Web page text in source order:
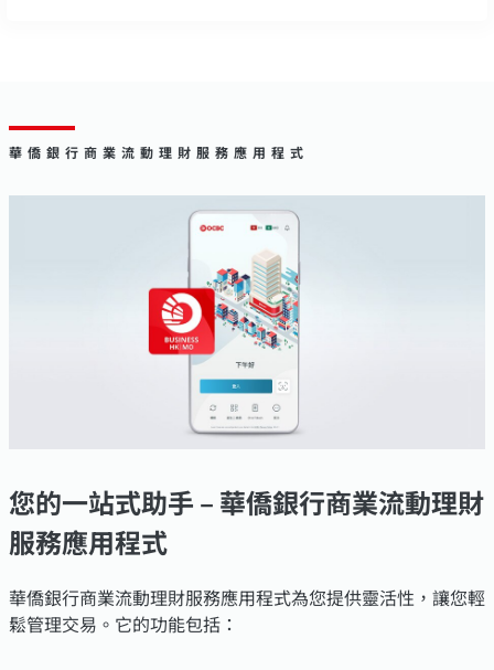
華僑銀行商業流動理財服務應用程式
您的一站式助手 – 華僑銀行商業流動理財
服務應用程式
華僑銀行商業流動理財服務應用程式為您提供靈活性，讓您輕
鬆管理交易。它的功能包括：